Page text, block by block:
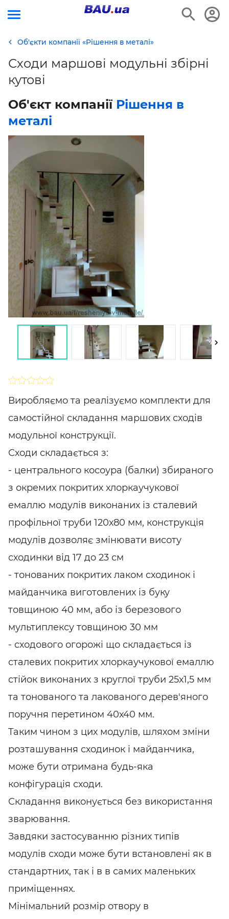
Об'єкти компанії «Рішення в металі»
Сходи маршові модульні збірні
кутові
Об'єкт компанії Рішення в
металі
SHARE ПІДПИСАТИСЯ
Виробляємо та реалізуємо комплекти для
самостійної складання маршових сходів
модульної конструкції.
Сходи складається з:
- центрального косоура (балки) збираного
з окремих покритих хлоркаучукової
емаллю модулів виконаних із сталевий
профільної труби 120х80 мм, конструкція
модулів дозволяє змінювати висоту
сходинки від 17 до 23 см
- тонованих покритих лаком сходинок і
майданчика виготовлених із буку
товщиною 40 мм, або із березового
мультиплексу товщиною 30 мм
- сходового огорожі що складається із
сталевих покритих хлоркаучукової емаллю
стійок виконаних з круглої труби 25х1,5 мм
та тонованого та лакованого дерев'яного
поручня перетином 40х40 мм.
Таким чином з цих модулів, шляхом зміни
розташування сходинок і майданчика,
може бути отримана будь-яка
конфігурація сходи.
Складання виконується без використання
зварювання.
Завдяки застосуванню різних типів
модулів сходи може бути встановлені як в
стандартних, так і в в самих маленьких
приміщеннях.
Мінімальний розмір отвору в